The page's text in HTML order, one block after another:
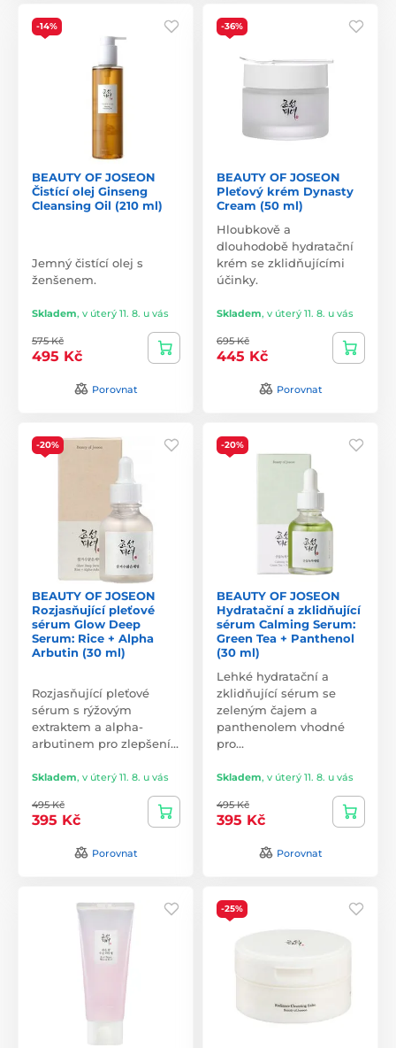
-14%
BEAUTY OF JOSEON
Čistící olej Ginseng
Cleansing Oil (210 ml)
Jemný čistící olej s
ženšenem.
Skladem, v úterý 11. 8. u vás
575 Kč
495 Kč
Porovnat
-36%
BEAUTY OF JOSEON
Pleťový krém Dynasty
Cream (50 ml)
Hloubkově a
dlouhodobě hydratační
krém se zklidňujícími
účinky.
Skladem, v úterý 11. 8. u vás
695 Kč
445 Kč
Porovnat
-20%
BEAUTY OF JOSEON
Rozjasňující pleťové
sérum Glow Deep
Serum: Rice + Alpha
Arbutin (30 ml)
Rozjasňující pleťové
sérum s rýžovým
extraktem a alpha-
arbutinem pro zlepšení…
Skladem, v úterý 11. 8. u vás
495 Kč
395 Kč
Porovnat
-20%
BEAUTY OF JOSEON
Hydratační a zklidňující
sérum Calming Serum:
Green Tea + Panthenol
(30 ml)
Lehké hydratační a
zklidňující sérum se
zeleným čajem a
panthenolem vhodné
pro…
Skladem, v úterý 11. 8. u vás
495 Kč
395 Kč
Porovnat
-25%